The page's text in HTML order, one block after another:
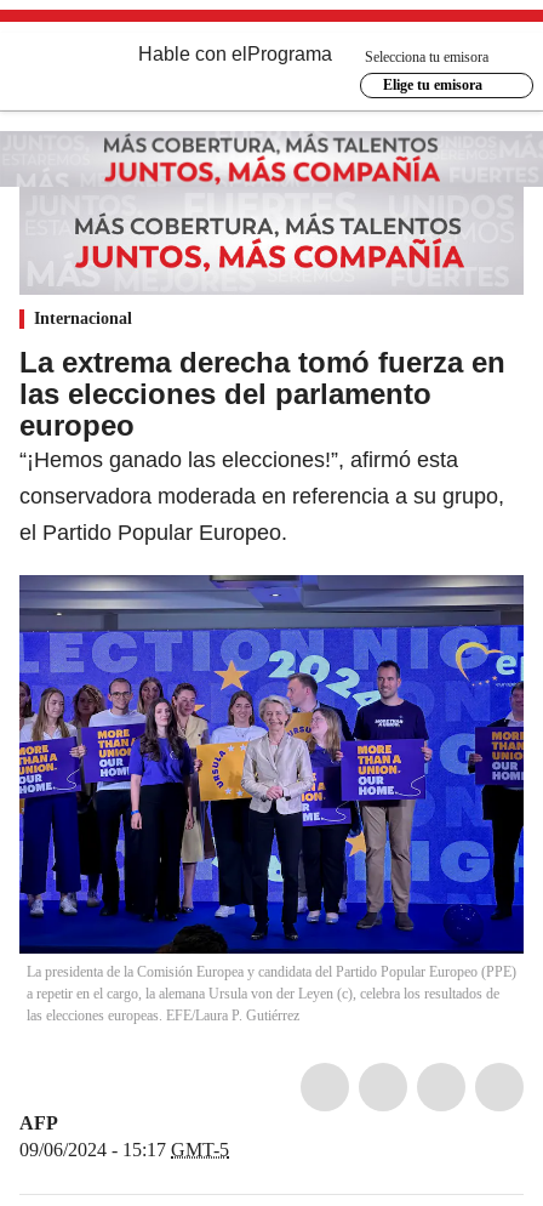
Hable con el Programa
Selecciona tu emisora
Elige tu emisora
Internacional
La extrema derecha tomó fuerza en
las elecciones del parlamento
europeo
“¡Hemos ganado las elecciones!”, afirmó esta
conservadora moderada en referencia a su grupo,
el Partido Popular Europeo.
La presidenta de la Comisión Europea y candidata del Partido Popular Europeo (PPE)
a repetir en el cargo, la alemana Ursula von der Leyen (c), celebra los resultados de
las elecciones europeas. EFE/Laura P. Gutiérrez
AFP
09/06/2024 - 15:17 GMT-5